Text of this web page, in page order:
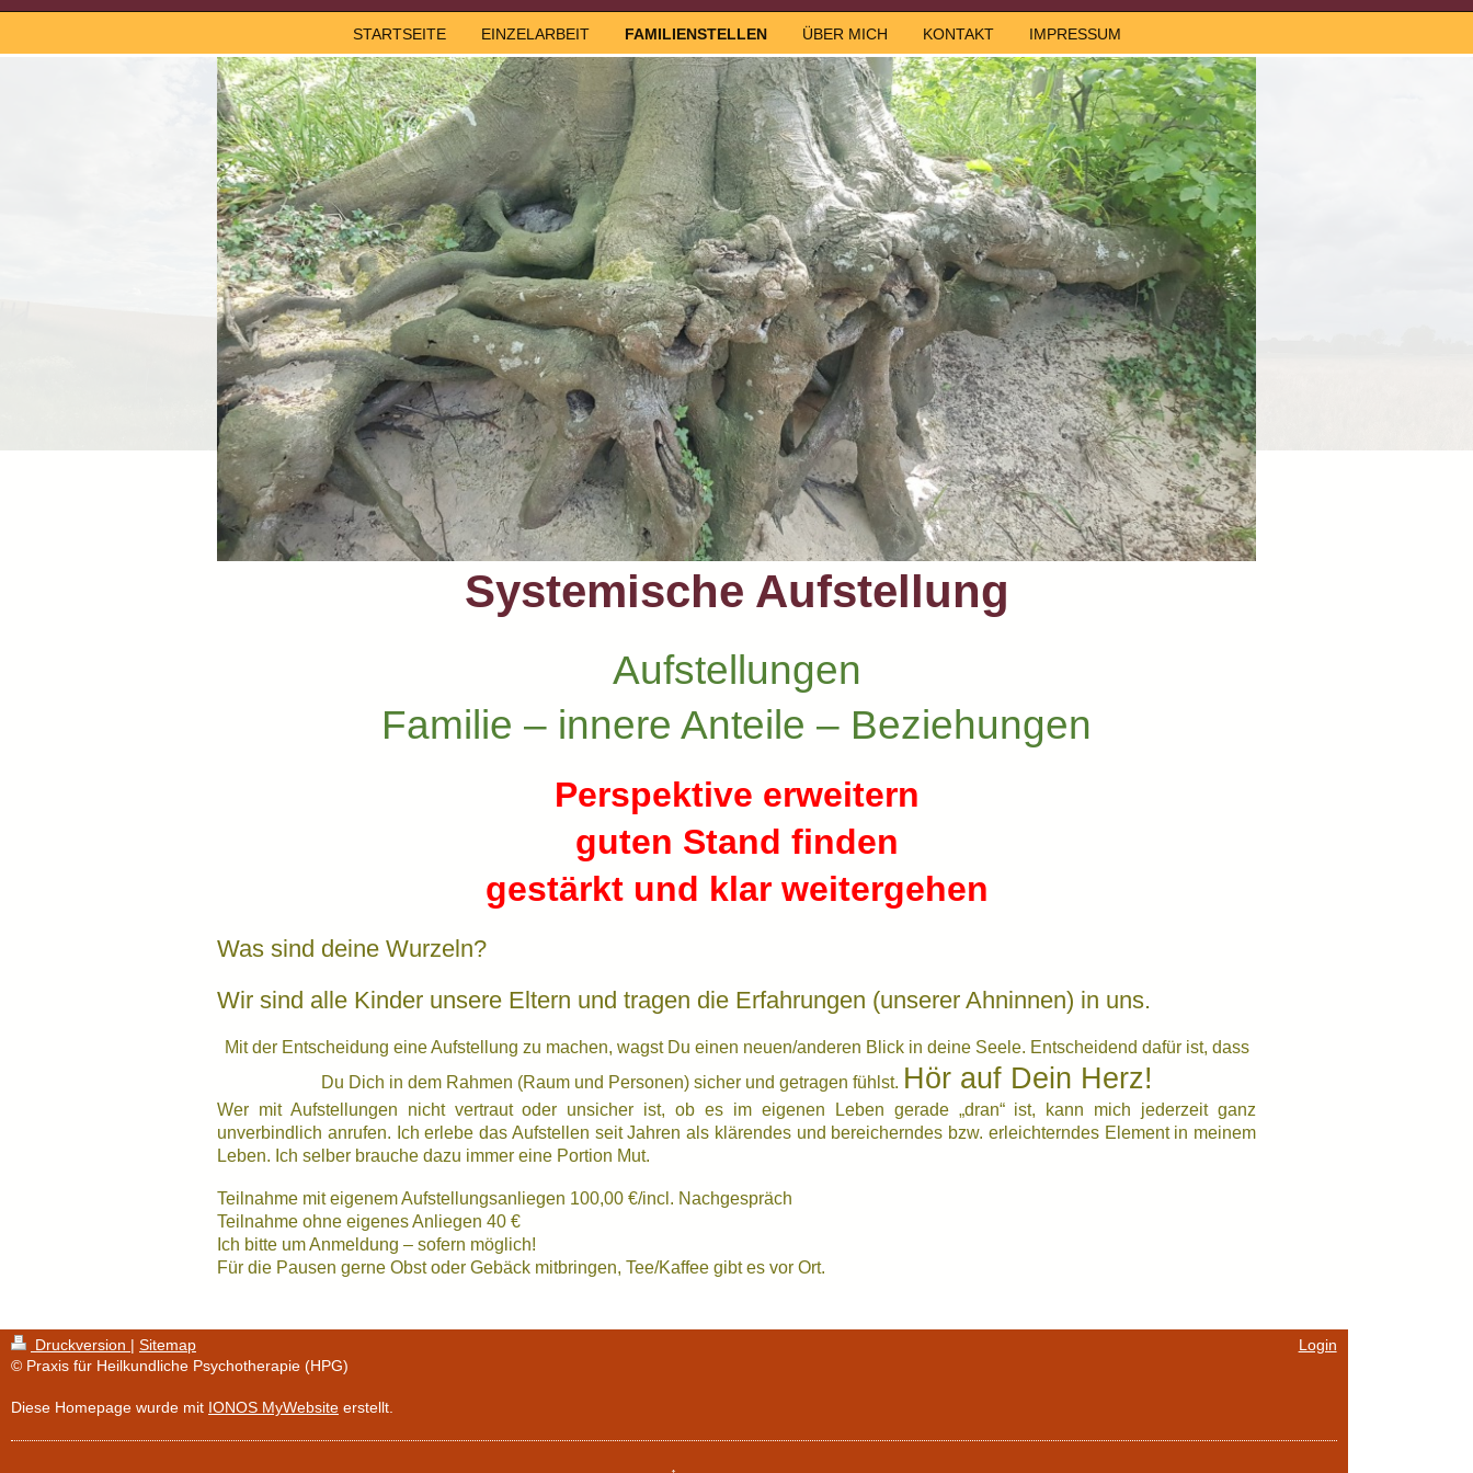
STARTSEITE EINZELARBEIT FAMILIENSTELLEN ÜBER MICH KONTAKT IMPRESSUM
Systemische Aufstellung
Aufstellungen
Familie – innere Anteile – Beziehungen
Perspektive erweitern
guten Stand finden
gestärkt und klar weitergehen
Was sind deine Wurzeln?
Wir sind alle Kinder unsere Eltern und tragen die Erfahrungen (unserer Ahninnen) in uns.
Mit der Entscheidung eine Aufstellung zu machen, wagst Du einen neuen/anderen Blick in deine Seele. Entscheidend dafür ist, dass
Du Dich in dem Rahmen (Raum und Personen) sicher und getragen fühlst. Hör auf Dein Herz!
Wer mit Aufstellungen nicht vertraut oder unsicher ist, ob es im eigenen Leben gerade „dran“ ist, kann mich jederzeit ganz
unverbindlich anrufen. Ich erlebe das Aufstellen seit Jahren als klärendes und bereicherndes bzw. erleichterndes Element in meinem
Leben. Ich selber brauche dazu immer eine Portion Mut.
Teilnahme mit eigenem Aufstellungsanliegen 100,00 €/incl. Nachgespräch
Teilnahme ohne eigenes Anliegen 40 €
Ich bitte um Anmeldung – sofern möglich!
Für die Pausen gerne Obst oder Gebäck mitbringen, Tee/Kaffee gibt es vor Ort.
Druckversion | Sitemap
© Praxis für Heilkundliche Psychotherapie (HPG)
Diese Homepage wurde mit IONOS MyWebsite erstellt.
Login